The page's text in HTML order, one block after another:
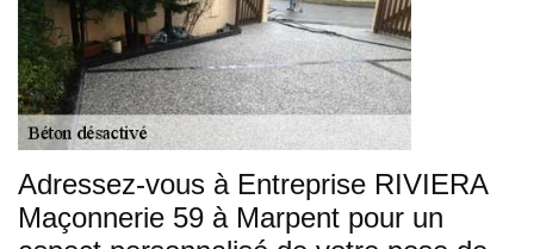
Adressez-vous à Entreprise RIVIERA
Maçonnerie 59 à Marpent pour un